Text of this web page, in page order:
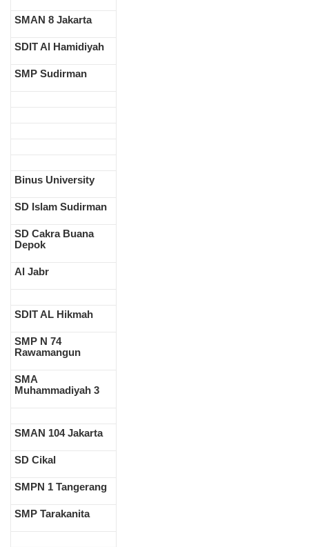
SMAN 8 Jakarta
SDIT Al Hamidiyah
SMP Sudirman
Binus University
SD Islam Sudirman
SD Cakra Buana
Depok
Al Jabr
SDIT AL Hikmah
SMP N 74
Rawamangun
SMA
Muhammadiyah 3
SMAN 104 Jakarta
SD Cikal
SMPN 1 Tangerang
SMP Tarakanita